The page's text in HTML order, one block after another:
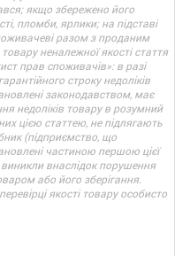
якщо збережено його
пломби, ярлики; на підставі
разом з проданим
неналежної якості стаття
прав споживачів»: в разі
строку недоліків
законодавством, має
недоліків товару в розумний
цією статтею, не підлягають
(підприємство, що
частиною першою цієї
внаслідок порушення
або його зберігання.
якості товару особисто